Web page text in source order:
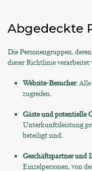
Abgedeckte
Die Personengruppen,
dieser Richtlinie verarbeitet
Website-Besucher:
zugreifen.
Gäste und potentielle
Unterkunftsleistung
beteiligt sind.
Geschäftspartner und
Einzelpersonen, von